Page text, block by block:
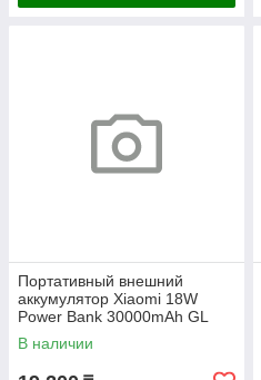
Портативный внешний
аккумулятор Xiaomi 18W
Power Bank 30000mAh GL
В наличии